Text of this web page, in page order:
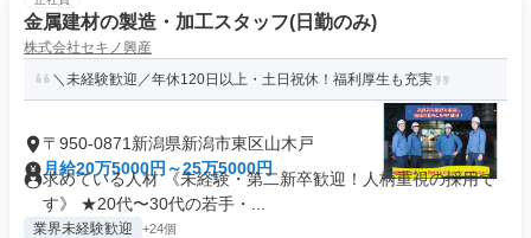
金属建材の製造・加工スタッフ(日勤のみ)
株式会社セキノ興産
＼未経験歓迎／年休120日以上・土日祝休！福利厚生も充実
〒950-0871新潟県新潟市東区山木戸
月給20万5000円～25万5000円
求めている人材 《未経験・第二新卒歓迎！人柄重視の採用で
す》 ★20代〜30代の若手・...
業界未経験歓迎 +24個